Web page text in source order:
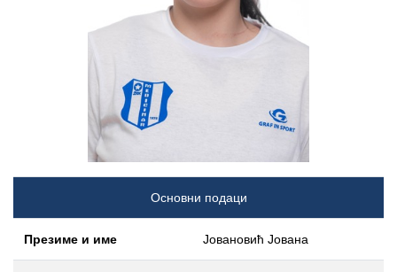
Основни подаци
Презиме и име Јовановић Јована